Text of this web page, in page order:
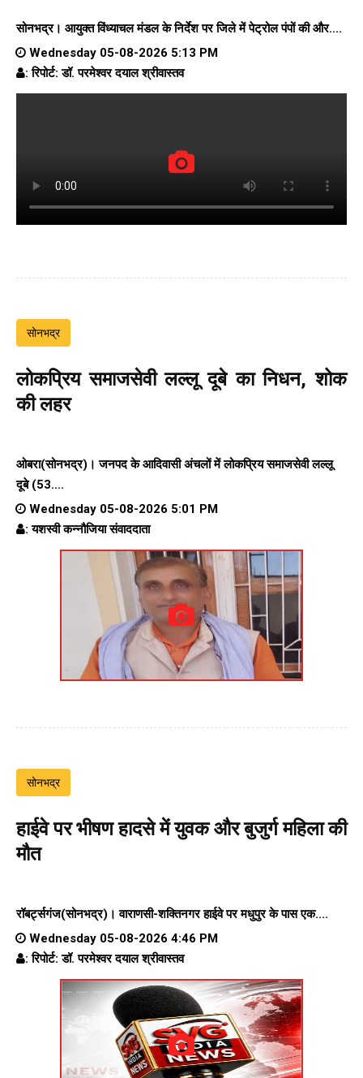
सोनभद्र। आयुक्त विंध्याचल मंडल के निर्देश पर जिले में पेट्रोल पंपों की और....
Wednesday 05-08-2026 5:13 PM
: रिपोर्ट: डॉ. परमेश्वर दयाल श्रीवास्तव
सोनभद्र
लोकप्रिय समाजसेवी लल्लू दूबे का निधन, शोक
की लहर
ओबरा(सोनभद्र)। जनपद के आदिवासी अंचलों में लोकप्रिय समाजसेवी लल्लू
दूबे (53....
Wednesday 05-08-2026 5:01 PM
: यशस्वी कन्नौजिया संवाददाता
सोनभद्र
हाईवे पर भीषण हादसे में युवक और बुजुर्ग महिला की
मौत
रॉबर्ट्सगंज(सोनभद्र)। वाराणसी-शक्तिनगर हाईवे परमधुपुर के पास एक....
Wednesday 05-08-2026 4:46 PM
: रिपोर्ट: डॉ. परमेश्वर दयाल श्रीवास्तव